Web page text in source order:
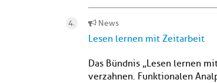
News
Lesen lernen mit Zeitarbeit
Das Bündnis „Lesen lernen
verzahnen. Funktionalen